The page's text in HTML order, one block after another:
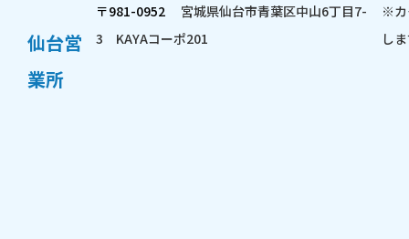
仙台営
業所
〒981-0952 宮城県仙台市青葉区中山6丁目7-
3 KAYAコーポ201
※カ
し